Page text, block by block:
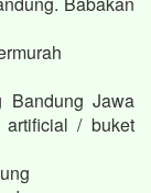
Bandung Jawa
/ buket